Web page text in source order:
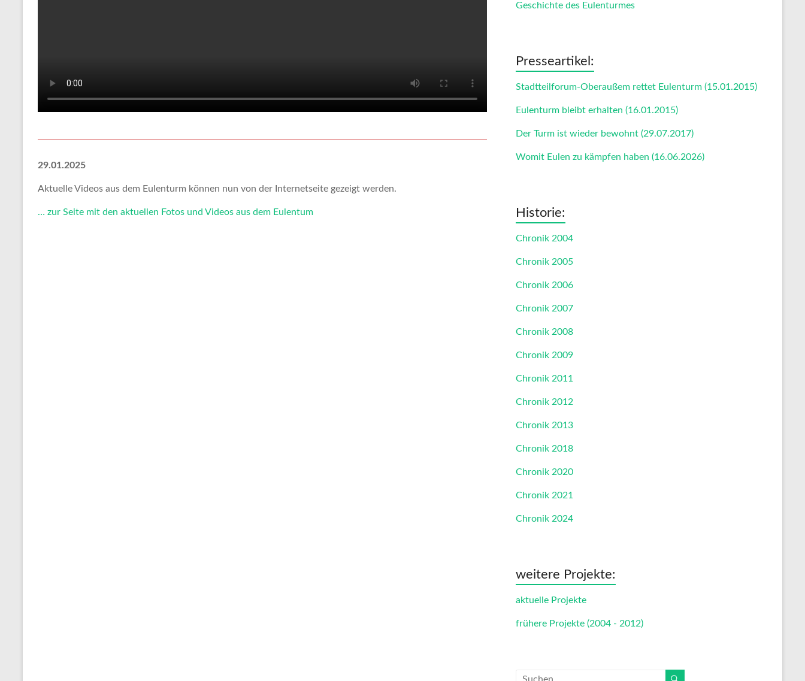
29.01.2025
Aktuelle Videos aus dem Eulenturm können nun von der Internetseite gezeigt werden.
… zur Seite mit den aktuellen Fotos und Videos aus dem Eulentum
Geschichte des Eulenturmes
Presseartikel:
Stadtteilforum-Oberaußem rettet Eulenturm (15.01.2015)
Eulenturm bleibt erhalten (16.01.2015)
Der Turm ist wieder bewohnt (29.07.2017)
Womit Eulen zu kämpfen haben (16.06.2026)
Historie:
Chronik 2004
Chronik 2005
Chronik 2006
Chronik 2007
Chronik 2008
Chronik 2009
Chronik 2011
Chronik 2012
Chronik 2013
Chronik 2018
Chronik 2020
Chronik 2021
Chronik 2024
weitere Projekte:
aktuelle Projekte
frühere Projekte (2004 - 2012)